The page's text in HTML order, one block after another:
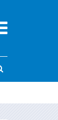
Menu
search